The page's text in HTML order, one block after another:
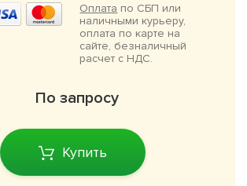
Оплата по СБП или
наличными курьеру,
оплата по карте на
сайте, безналичный
расчет с НДС.
По запросу
Купить